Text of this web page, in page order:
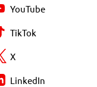
YouTube
TikTok
X
LinkedIn